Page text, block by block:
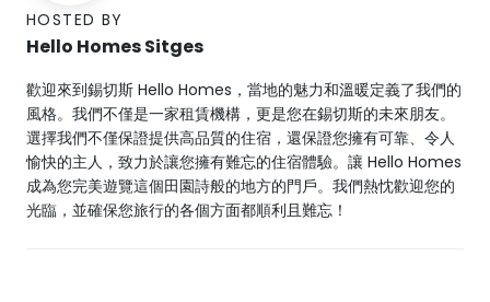
HOSTED BY
Hello Homes Sitges
歡迎來到錫切斯 Hello Homes，當地的魅力和溫暖定義了我們的
風格。我們不僅是一家租賃機構，更是您在錫切斯的未來朋友。
選擇我們不僅保證提供高品質的住宿，還保證您擁有可靠、令人
愉快的主人，致力於讓您擁有難忘的住宿體驗。讓 Hello Homes
成為您完美遊覽這個田園詩般的地方的門戶。我們熱忱歡迎您的
光臨，並確保您旅行的各個方面都順利且難忘！